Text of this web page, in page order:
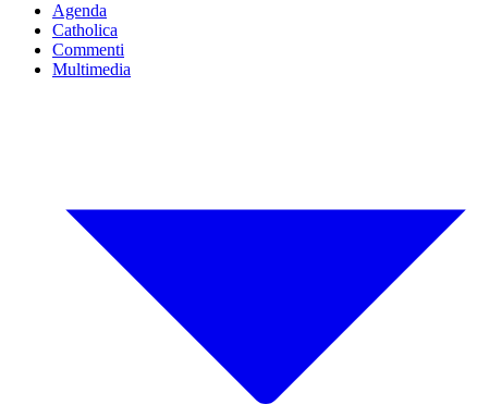
Agenda
Catholica
Commenti
Multimedia